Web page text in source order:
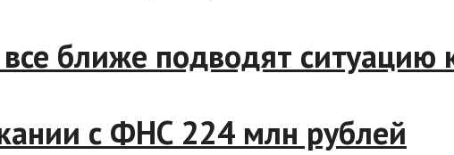
все ближе подводят
с ФНС 224 млн рублей